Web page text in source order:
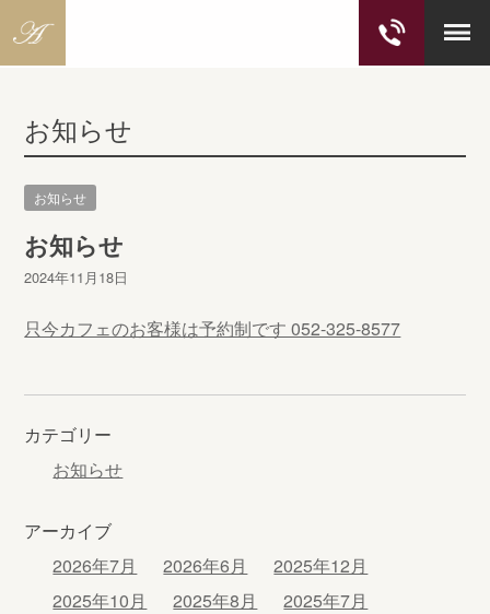
お知らせ
お知らせ
お知らせ
2024年11月18日
只今カフェのお客様は予約制です 052-325-8577
カテゴリー
お知らせ
アーカイブ
2026年7月
2026年6月
2025年12月
2025年10月
2025年8月
2025年7月